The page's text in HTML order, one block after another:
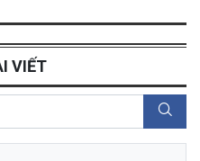
VIẾT